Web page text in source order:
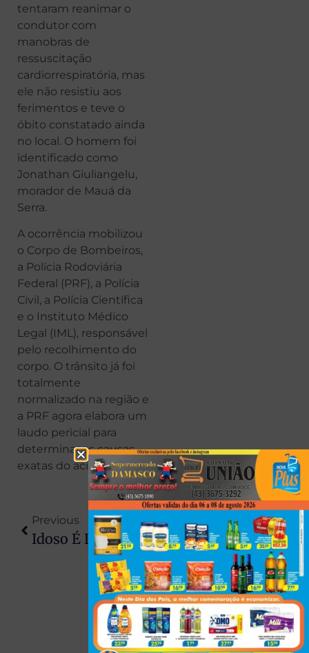
tentaram reanimar o
condutor com
manobras de
ressuscitação
cardiorrespiratória, mas
ele não resistiu aos
ferimentos e teve o
óbito constatado ainda
no local. O homem foi
identificado como
Jonathan Giuliangelu,
morador de Mauá da
Serra.
A ocorrência mobilizou
o Corpo de Bombeiros,
a Polícia Rodoviária
Federal (PRF), a Polícia
Civil, a Polícia Científica
e o Instituto Médico
Legal (IML), responsável
pelo recolhimento do
corpo. O trânsito já foi
totalmente
normalizado na região e
a PRF agora elabora um
laudo pericial para
determinar as causas
exatas do acidente.
Previous
Idoso É Dado Como Morto, Apresenta Sinais Vitais Em Funerária E Volta A Ser Internado
Next
Homens Que Morreram Em Confronto Em Londrina Ostentavam Armas E Dinheiro